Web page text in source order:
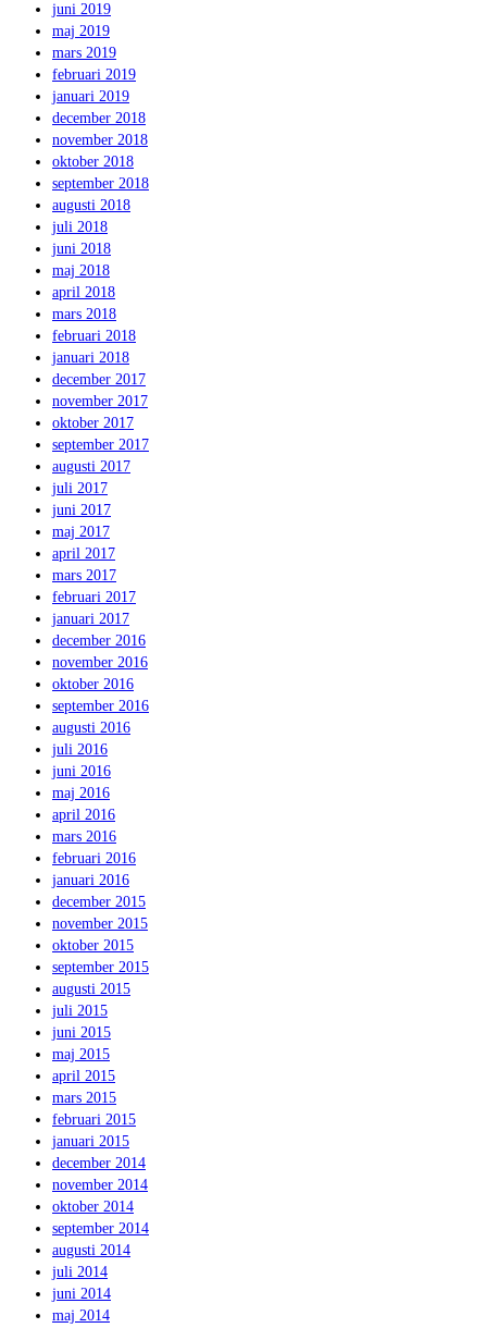
juni 2019
maj 2019
mars 2019
februari 2019
januari 2019
december 2018
november 2018
oktober 2018
september 2018
augusti 2018
juli 2018
juni 2018
maj 2018
april 2018
mars 2018
februari 2018
januari 2018
december 2017
november 2017
oktober 2017
september 2017
augusti 2017
juli 2017
juni 2017
maj 2017
april 2017
mars 2017
februari 2017
januari 2017
december 2016
november 2016
oktober 2016
september 2016
augusti 2016
juli 2016
juni 2016
maj 2016
april 2016
mars 2016
februari 2016
januari 2016
december 2015
november 2015
oktober 2015
september 2015
augusti 2015
juli 2015
juni 2015
maj 2015
april 2015
mars 2015
februari 2015
januari 2015
december 2014
november 2014
oktober 2014
september 2014
augusti 2014
juli 2014
juni 2014
maj 2014